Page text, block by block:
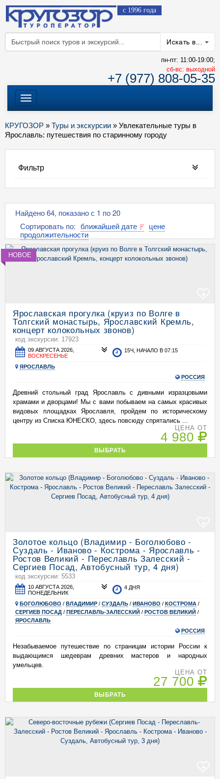
с 1996 года
Искать в...
пн-пт: 11:00-19:00;
cб-вс: выходной
+7 (977) 808-05-35
Меню
КРУГОЗОР » Туры и экскурсии » Увлекательные туры в
Ярославль: путешествия по старинному городу
Фильтр
Найдено 64, показано с 1 по 20
Сортировать по: ближайшей дате
цене
продолжительности
НОВОЕ
Ярославская прогулка (круиз по Волге в
Толгский монастырь, Ярославский Кремль,
концерт колокольных звонов)
код экскурсии: 17923
09 АВГУСТА 2026,
ВОСКРЕСЕНЬЕ
15Ч, НАЧАЛО В 07:15
ЯРОСЛАВЛЬ
РОССИЯ
Древний стольный град Ярославль с дивными изразцовыми
храмами и дворцами! Мы с вами побываем на самых красивых
видовых площадках Ярославля, пройдем по историческому
центру из Списка ЮНЕСКО, здесь повсюду спрятались ...
ЦЕНА ОТ
4 980
ВЫБРАТЬ
Золотое кольцо (Владимир - Боголюбово -
Суздаль - Иваново - Кострома - Ярославль -
Ростов Великий - Переславль Залесский -
Сергиев Посад, Автобусный тур, 4 дня)
код экскурсии: 5533
10 АВГУСТА 2026,
ПОНЕДЕЛЬНИК
4 ДНЯ
БОГОЛЮБОВО / ВЛАДИМИР / СУЗДАЛЬ / ИВАНОВО / КОСТРОМА /
СЕРГИЕВ ПОСАД / ПЕРЕСЛАВЛЬ-ЗАЛЕССКИЙ / РОСТОВ ВЕЛИКИЙ /
ЯРОСЛАВЛЬ
РОССИЯ
Незабываемое путешествие по страницам истории России к
выдающимся шедеврам древних мастеров и народных
умельцев.
ЦЕНА ОТ
27 700
ВЫБРАТЬ